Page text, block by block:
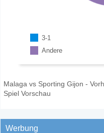
3-1
Andere
Malaga vs Sporting Gijon -
Spiel Vorschau
Werbung